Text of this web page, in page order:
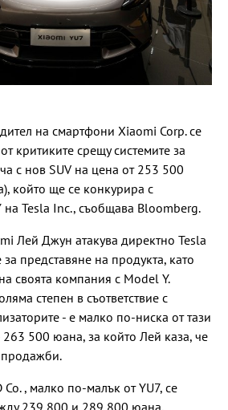
на смартфони Xiaomi Corp. се
критиките срещу системите за
с нов SUV на цена от 253 500
който ще се конкурира с
Tesla Inc., съобщава Bloomberg.
Лей Джун атакува директно Tesla
представяне на продукта, като
своята компания с Model Y.
степен в съответствие с
- е малко по-ниска от тази
500 юана, за който Лей каза, че
Co. , малко по-малък от YU7, се
239 800 и 289 800 юана.